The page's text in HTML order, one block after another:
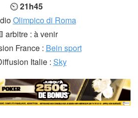
⏲21h45
Olimpico di Roma
arbitre : à venir
France : Bein sport
Italie : Sky